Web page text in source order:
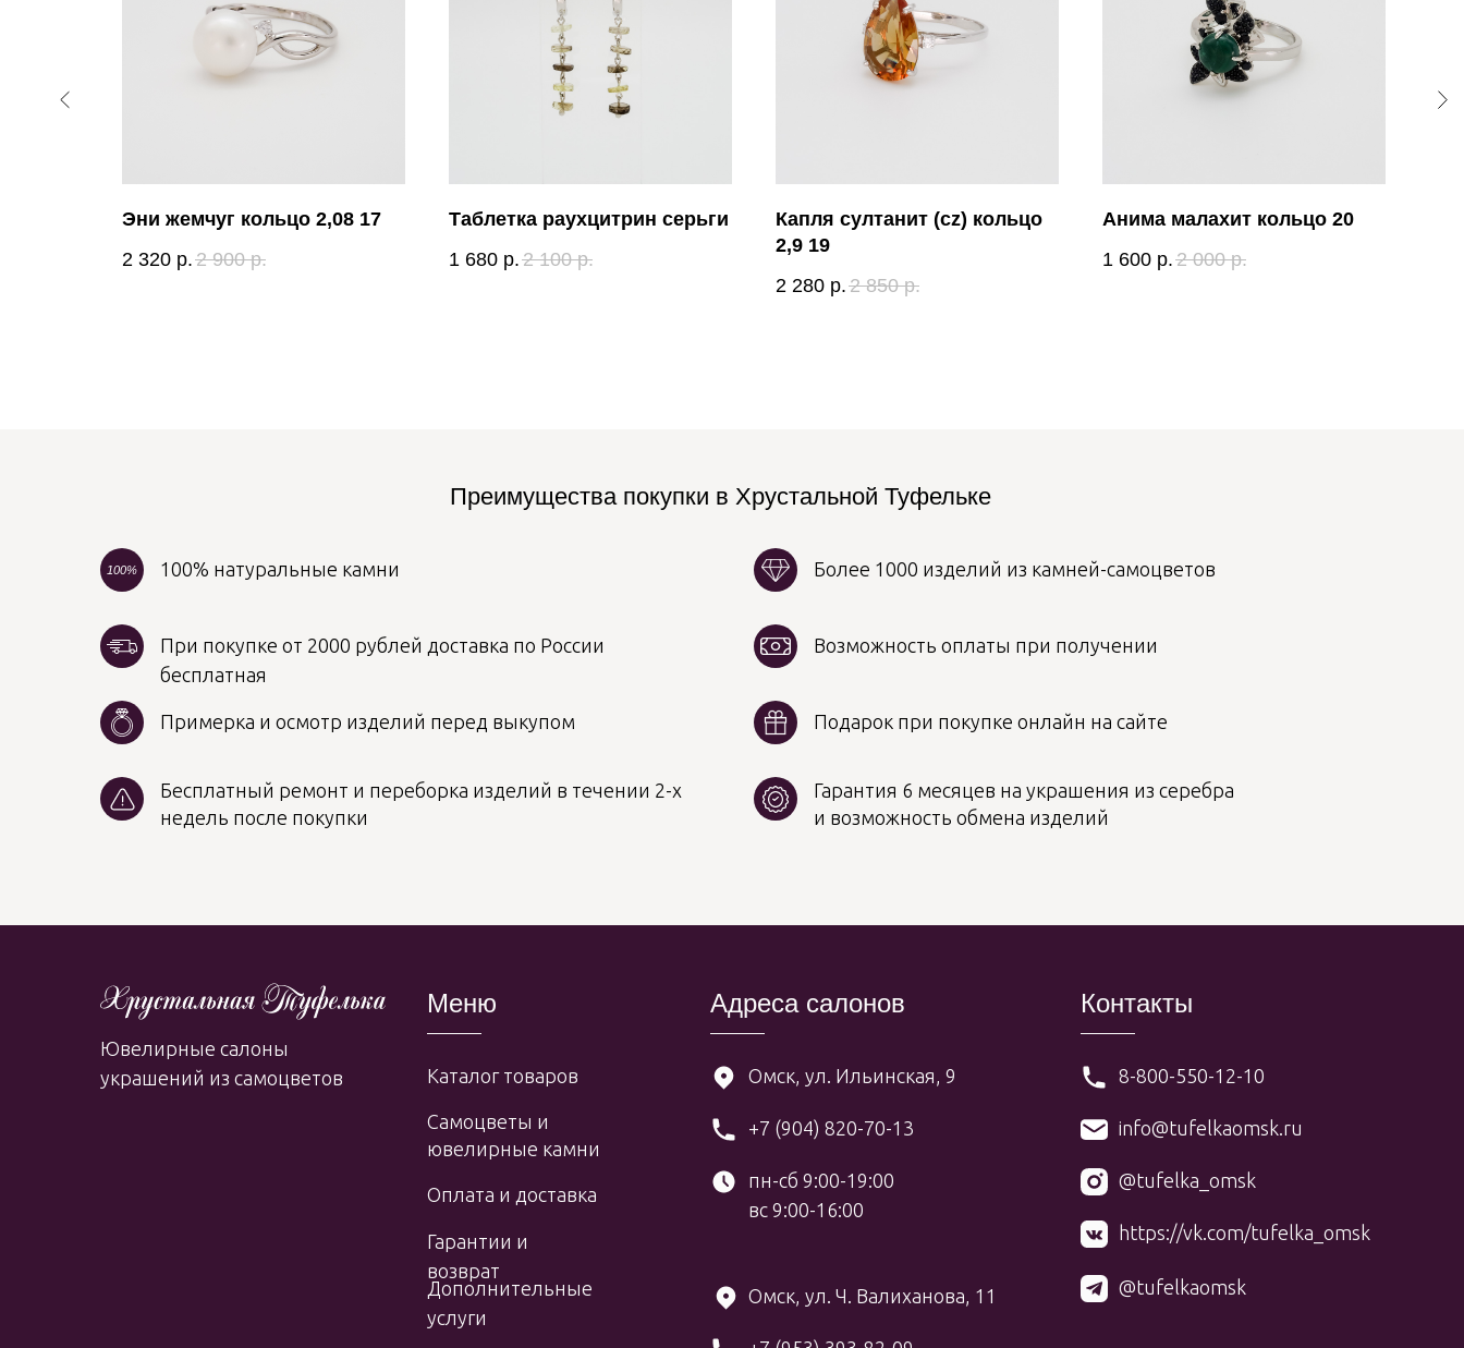
Эни жемчуг кольцо 2,08 17
2 320 р. 2 900 р.
Таблетка раухцитрин серьги
1 680 р. 2 100 р.
Капля султанит (cz) кольцо
2,9 19
2 280 р. 2 850 р.
Анима малахит кольцо 20
1 600 р. 2 000 р.
100% натуральные камни
100%
Преимущества покупки в Хрустальной Туфельке
Бесплатный ремонт и переборка изделий в течении 2-х
недель после покупки
Примерка и осмотр изделий перед выкупом
Более 1000 изделий из камней-самоцветов
Гарантия 6 месяцев на украшения из серебра
и возможность обмена изделий
Возможность оплаты при получении
При покупке от 2000 рублей доставка по России
бесплатная
Подарок при покупке онлайн на сайте
Меню
Каталог товаров
Самоцветы и
ювелирные камни
Оплата и доставка
Адреса салонов
+7 (904) 820-70-13
пн-сб 9:00-19:00
вс 9:00-16:00
Омск, ул. Ильинская, 9
Ювелирные салоны
украшений из самоцветов
Омск, ул. Ч. Валиханова, 11
Контакты
@tufelka_omsk
https://vk.com/tufelka_omsk
Гарантии и
возврат
Дополнительные
услуги
@tufelkaomsk
8-800-550-12-10
info@tufelkaomsk.ru